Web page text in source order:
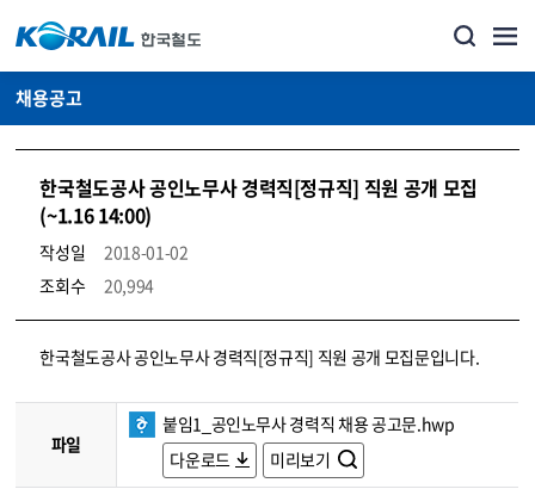
채용공고
한국철도공사 공인노무사 경력직[정규직] 직원 공개 모집
(~1.16 14:00)
작성일
2018-01-02
조회수
20,994
코레일소개_경영공시_채용공고 상세보기 – 내용, 파일, 담당자 연락처로 구성
한국철도공사 공인노무사 경력직[정규직] 직원 공개 모집문입니다.
파일
붙임1_공인노무사 경력직 채용 공고문.hwp
다운로드
미리보기